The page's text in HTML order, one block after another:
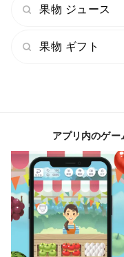
果物 ジュース
果物 ギフト
アプリ内のゲー